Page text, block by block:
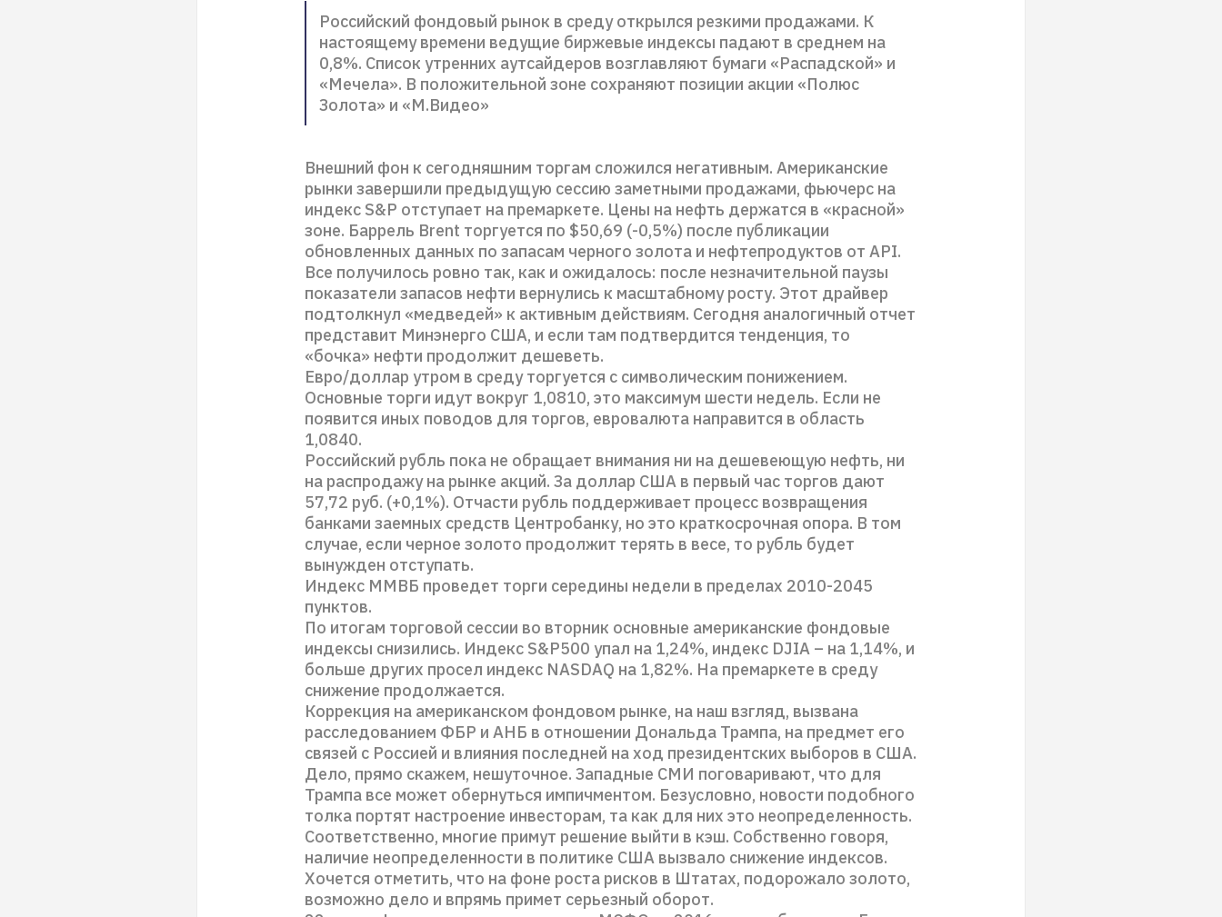
Российский фондовый рынок в среду открылся резкими продажами. К
настоящему времени ведущие биржевые индексы падают в среднем на
0,8%. Список утренних аутсайдеров возглавляют бумаги «Распадской» и
«Мечела». В положительной зоне сохраняют позиции акции «Полюс
Золота» и «М.Видео»
Внешний фон к сегодняшним торгам сложился негативным. Американские
рынки завершили предыдущую сессию заметными продажами, фьючерс на
индекс S&P отступает на премаркете. Цены на нефть держатся в «красной»
зоне. Баррель Brent торгуется по $50,69 (-0,5%) после публикации
обновленных данных по запасам черного золота и нефтепродуктов от API.
Все получилось ровно так, как и ожидалось: после незначительной паузы
показатели запасов нефти вернулись к масштабному росту. Этот драйвер
подтолкнул «медведей» к активным действиям. Сегодня аналогичный отчет
представит Минэнерго США, и если там подтвердится тенденция, то
«бочка» нефти продолжит дешеветь.
Евро/доллар утром в среду торгуется с символическим понижением.
Основные торги идут вокруг 1,0810, это максимум шести недель. Если не
появится иных поводов для торгов, евровалюта направится в область
1,0840.
Российский рубль пока не обращает внимания ни на дешевеющую нефть, ни
на распродажу на рынке акций. За доллар США в первый час торгов дают
57,72 руб. (+0,1%). Отчасти рубль поддерживает процесс возвращения
банками заемных средств Центробанку, но это краткосрочная опора. В том
случае, если черное золото продолжит терять в весе, то рубль будет
вынужден отступать.
Индекс ММВБ проведет торги середины недели в пределах 2010-2045
пунктов.
По итогам торговой сессии во вторник основные американские фондовые
индексы снизились. Индекс S&P500 упал на 1,24%, индекс DJIA – на 1,14%, и
больше других просел индекс NASDAQ на 1,82%. На премаркете в среду
снижение продолжается.
Коррекция на американском фондовом рынке, на наш взгляд, вызвана
расследованием ФБР и АНБ в отношении Дональда Трампа, на предмет его
связей с Россией и влияния последней на ход президентских выборов в США.
Дело, прямо скажем, нешуточное. Западные СМИ поговаривают, что для
Трампа все может обернуться импичментом. Безусловно, новости подобного
толка портят настроение инвесторам, та как для них это неопределенность.
Соответственно, многие примут решение выйти в кэш. Собственно говоря,
наличие неопределенности в политике США вызвало снижение индексов.
Хочется отметить, что на фоне роста рисков в Штатах, подорожало золото,
возможно дело и впрямь примет серьезный оборот.